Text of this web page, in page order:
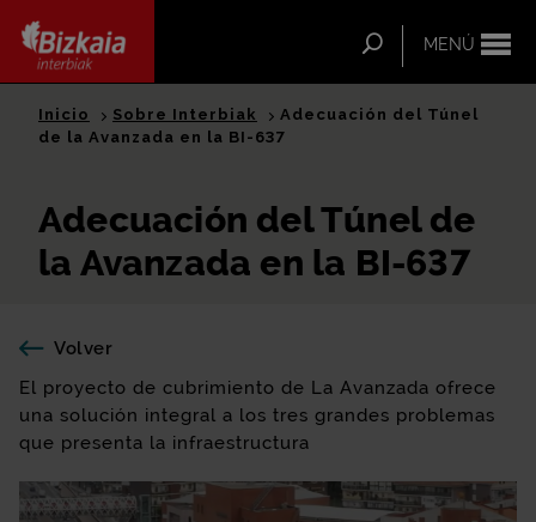
MENÚ
Buscar
Inicio Sobre Interbiak
Adecuación del Túnel
de la Avanzada en la BI-637
Adecuación del Túnel de
la Avanzada en la BI-637
Volver
El proyecto de cubrimiento de La Avanzada ofrece
una solución integral a los tres grandes problemas
que presenta la infraestructura